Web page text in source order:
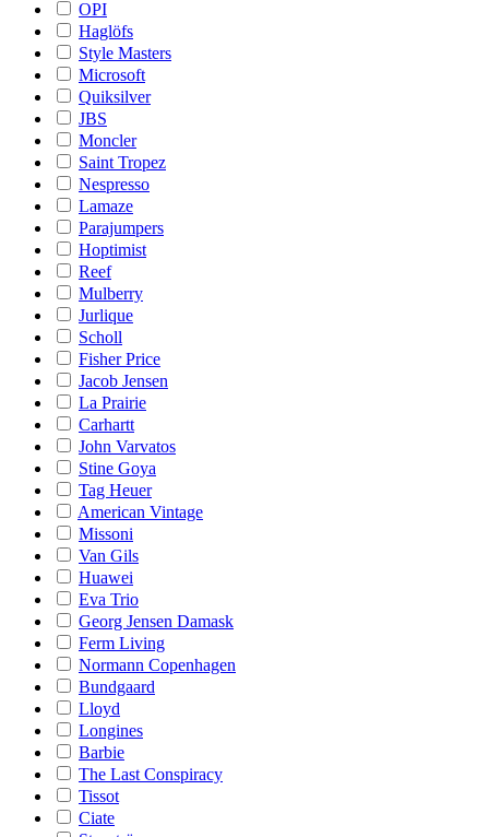
OPI
Haglöfs
Style Masters
Microsoft
Quiksilver
JBS
Moncler
Saint Tropez
Nespresso
Lamaze
Parajumpers
Hoptimist
Reef
Mulberry
Jurlique
Scholl
Fisher Price
Jacob Jensen
La Prairie
Carhartt
John Varvatos
Stine Goya
Tag Heuer
American Vintage
Missoni
Van Gils
Huawei
Eva Trio
Georg Jensen Damask
Ferm Living
Normann Copenhagen
Bundgaard
Lloyd
Longines
Barbie
The Last Conspiracy
Tissot
Ciate